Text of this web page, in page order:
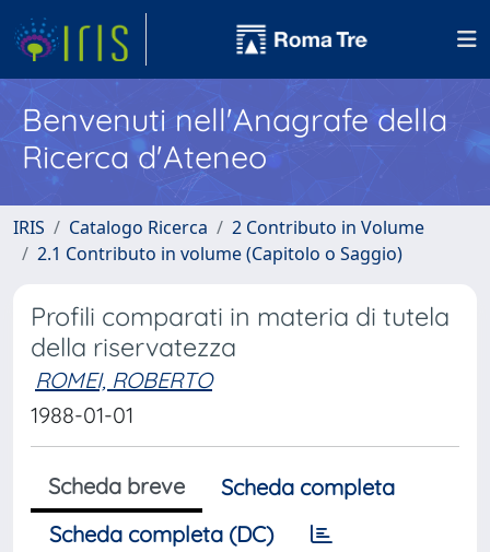
Benvenuti nell'Anagrafe della
Ricerca d'Ateneo
IRIS Catalogo Ricerca
2 Contributo in Volume
2.1 Contributo in volume (Capitolo o Saggio)
Profili comparati in materia di tutela
della riservatezza
ROMEI, ROBERTO
1988-01-01
Scheda breve
Scheda completa
Scheda completa (DC)